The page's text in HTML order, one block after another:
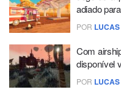
adiado
POR
Com
disponível
POR